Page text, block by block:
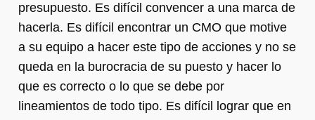
presupuesto. Es difícil convencer a una marca de
hacerla. Es difícil encontrar un CMO que motive
a su equipo a hacer este tipo de acciones y no se
queda en la burocracia de su puesto y hacer lo
que es correcto o lo que se debe por
lineamientos de todo tipo. Es difícil lograr que en